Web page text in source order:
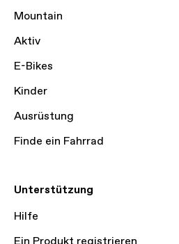
Mountain
Aktiv
E-Bikes
Kinder
Ausrüstung
Finde ein Fahrrad
Unterstützung
Hilfe